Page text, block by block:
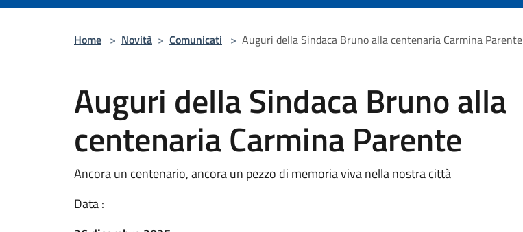
Home > Novità > Comunicati > Auguri della Sindaca Bruno alla centenaria Carmina Parente
Auguri della Sindaca Bruno alla
centenaria Carmina Parente
Ancora un centenario, ancora un pezzo di memoria viva nella nostra città
Data :